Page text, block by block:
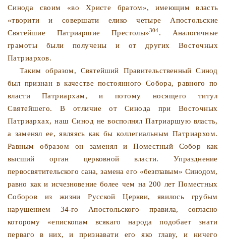
Синода своим «во Христе братом», имеющим власть
«творити и совершати елико четыре Апос­тольские
Святейшие Патриаршие Престолы»304. Аналогичные
грамоты были получены и от других Восточных
Патриархов.
Таким образом, Святейший Правительственный Синод
был признан в качестве постоянного Собора, равного по
власти Патриархам, и потому носящего титул
Святейшего. В отли­чие от Синода при Восточных
Патриархах, наш Синод невосполнял Патриаршую власть,
а заменял ее, являясь как быколлегиальным Патриархом.
Равным образом он заменял иПоместный Собор как
высший орган церковной власти. Уп­разднение
первосвятительского сана, замена его «безглавым» Синодом,
равно как и исчезновение более чем на 200 лет По­местных
Соборов из жизни Русской Церкви, явилось грубым
нарушением 34-го Апостольского правила, согласно
которому «епископам всякаго народа подобает знати
перваго в них, и признавати его яко главу, и ничего